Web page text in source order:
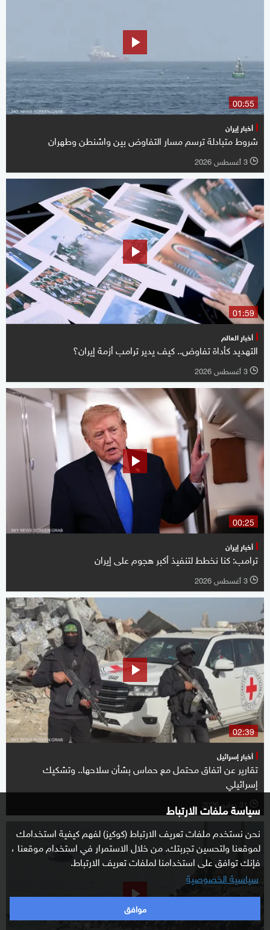
سياسة ملفات الارتباط
نحن نستخدم ملفات تعريف الارتباط (كوكيز) لفهم كيفية استخدامك
لموقعنا ولتحسين تجربتك. من خلال الاستمرار في استخدام موقعنا ،
فإنك توافق على استخدامنا لملفات تعريف الارتباط.
سياسية الخصوصية
موافق
00:55
أخبار إيران
شروط متبادلة ترسم مسار التفاوض بين واشنطن وطهران
l 3 أغسطس 2026
01:59
أخبار العالم
التهديد كأداة تفاوض.. كيف يدير ترامب أزمة إيران؟
l 3 أغسطس 2026
00:25
أخبار إيران
ترامب: كنا نخطط لتنفيذ أكبر هجوم على إيران
l 3 أغسطس 2026
02:39
أخبار إسرائيل
تقارير عن اتفاق محتمل مع حماس بشأن سلاحها.. وتشكيك
إسرائيلي
l 31 يوليو 2026